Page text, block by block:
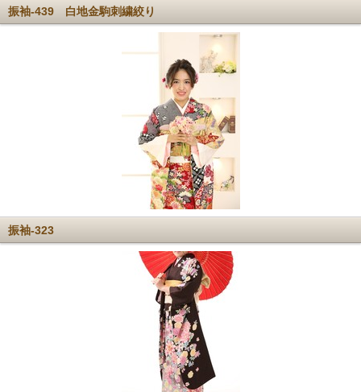
振袖-439 白地金駒刺繍絞り
振袖-323